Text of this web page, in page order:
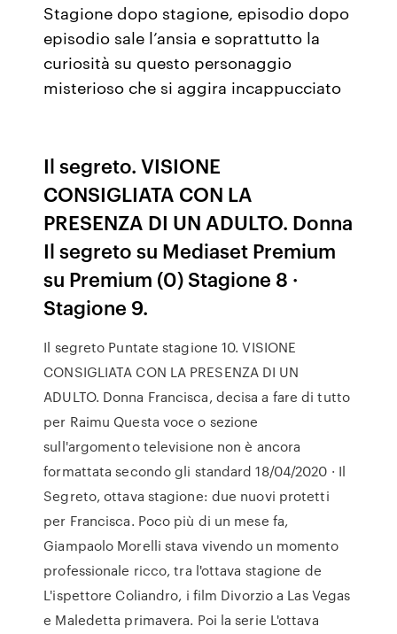
Stagione dopo stagione, episodio dopo
episodio sale l’ansia e soprattutto la
curiosità su questo personaggio
misterioso che si aggira incappucciato
Il segreto. VISIONE
CONSIGLIATA CON LA
PRESENZA DI UN ADULTO. Donna
Il segreto su Mediaset Premium
su Premium (0) Stagione 8 ·
Stagione 9.
Il segreto Puntate stagione 10. VISIONE
CONSIGLIATA CON LA PRESENZA DI UN
ADULTO. Donna Francisca, decisa a fare di tutto
per Raimu Questa voce o sezione
sull'argomento televisione non è ancora
formattata secondo gli standard 18/04/2020 · Il
Segreto, ottava stagione: due nuovi protetti
per Francisca. Poco più di un mese fa,
Giampaolo Morelli stava vivendo un momento
professionale ricco, tra l'ottava stagione de
L'ispettore Coliandro, i film Divorzio a Las Vegas
e Maledetta primavera. Poi la serie L'ottava